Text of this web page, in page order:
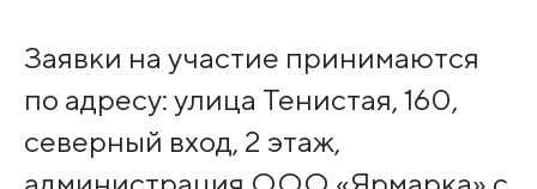
Заявки на участие принимаются
по адресу: улица Тенистая, 160,
северный вход, 2 этаж,